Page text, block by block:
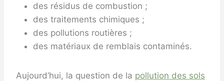
des résidus de combustion ;
des traitements chimiques ;
des pollutions routières ;
des matériaux de remblais contaminés.
Aujourd’hui, la question de la pollution des sols